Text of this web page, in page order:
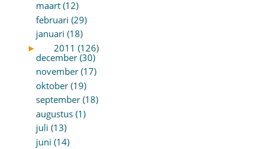
maart (12)
februari (29)
januari (18)
►
2011 (126)
december (30)
november (17)
oktober (19)
september (18)
augustus (1)
juli (13)
juni (14)